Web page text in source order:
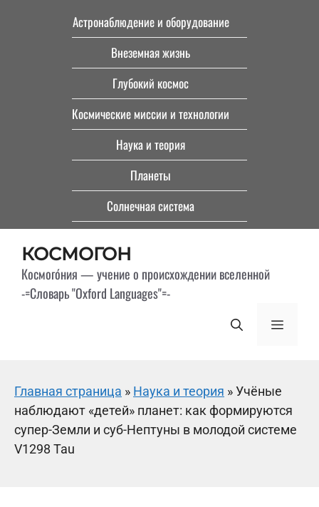
Астронаблюдение и оборудование
Внеземная жизнь
Глубокий космос
Космические миссии и технологии
Наука и теория
Планеты
Солнечная система
КОСМОГОН
Космого́ния — учение о происхождении вселенной
-=Словарь "Oxford Languages"=-
Меню
Главная страница » Наука и теория »Учёные
наблюдают «детей» планет: как формируются
супер-Земли и суб-Нептуны в молодой системе
V1298 Tau